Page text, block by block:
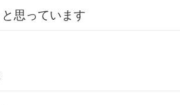
思っています